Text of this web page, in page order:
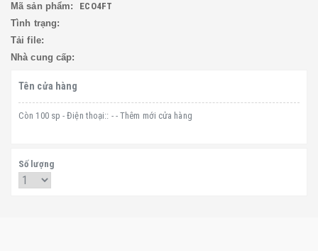
Mã sản phẩm:
ECO4FT
Tình trạng:
Tải file:
Nhà cung cấp:
Tên cửa hàng
Còn 100 sp - Điện thoại:: - - Thêm mới cửa hàng
Số lượng